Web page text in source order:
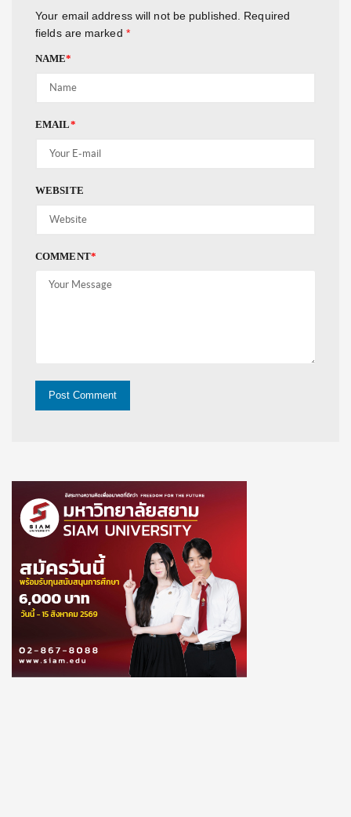
Your email address will not be published.
Required
fields are marked *
NAME*
EMAIL*
WEBSITE
COMMENT*